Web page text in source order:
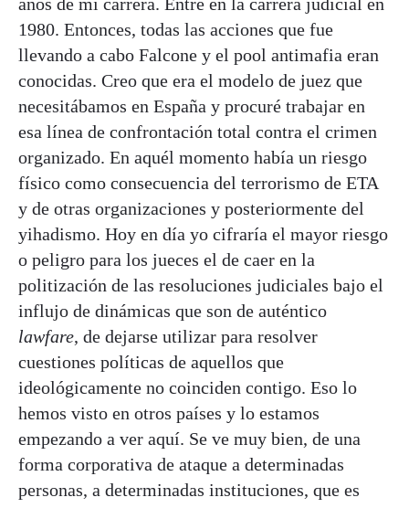
1980. Entonces, todas las acciones que fue
llevando a cabo Falcone y el pool antimafia eran
conocidas. Creo que era el modelo de juez que
necesitábamos en España y procuré trabajar en
esa línea de confrontación total contra el crimen
organizado. En aquél momento había un riesgo
físico como consecuencia del terrorismo de ETA
y de otras organizaciones y posteriormente del
yihadismo. Hoy en día yo cifraría el mayor riesgo
o peligro para los jueces el de caer en la
politización de las resoluciones judiciales bajo el
influjo de dinámicas que son de auténtico
lawfare, de dejarse utilizar para resolver
cuestiones políticas de aquellos que
ideológicamente no coinciden contigo. Eso lo
hemos visto en otros países y lo estamos
empezando a ver aquí. Se ve muy bien, de una
forma corporativa de ataque a determinadas
personas, a determinadas instituciones, que es